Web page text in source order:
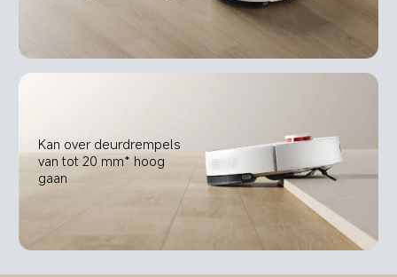
Kan over deurdrempels
van tot 20 mm* hoog
gaan